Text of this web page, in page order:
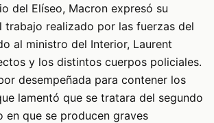
del Elíseo, Macron expresó su
trabajo realizado por las fuerzas del
al ministro del Interior, Laurent
y los distintos cuerpos policiales.
desempeñada para contener los
lamentó que se tratara del segundo
en que se producen graves